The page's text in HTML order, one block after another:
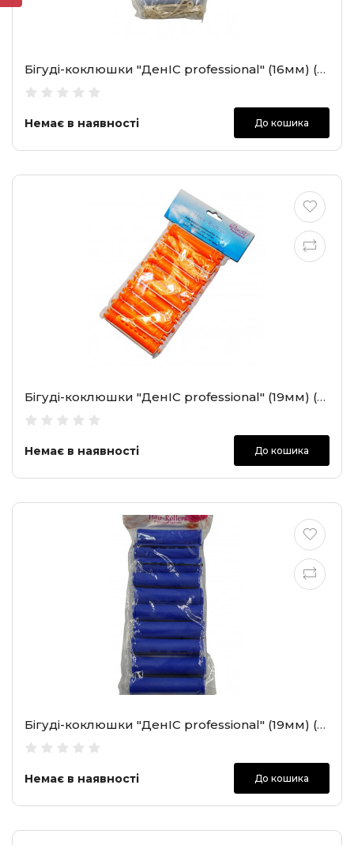
Бігуді-коклюшки "ДенІС professional" (16мм) (28-1)
Немає в наявності До кошика
Бігуді-коклюшки "ДенІС professional" (19мм) (2104)
Немає в наявності До кошика
Бігуді-коклюшки "ДенІС professional" (19мм) (2401)
Немає в наявності До кошика